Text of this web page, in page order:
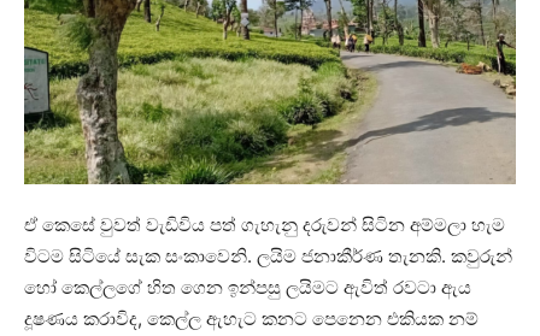
ඒ කෙසේ වුවත් වැඩිවිය පත් ගැහැනු දරුවන් සිටින අම්මලා හැම
විටම සිටියේ සැක සංකාවෙනි. ලයිම ජනාකීර්ණ තැනකි. කවුරුන්
හෝ කෙල්ලගේ හිත ගෙන ඉන්පසු ලයිමට ඇවිත් රවටා ඇය
දූෂණය කරාවිද, කෙල්ල ඇහැට කනට පෙනෙන එකියක නම්